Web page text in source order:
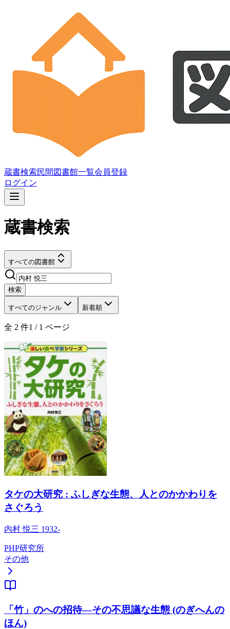
蔵書検索民間図書館一覧会員登録
ログイン
蔵書検索
すべての図書館
検索
すべてのジャンル 新着順
全 2 件1 / 1 ページ
タケの大研究 : ふしぎな生態、人とのかかわりを
さぐろう
内村 悦三 1932-
PHP研究所
その他
「竹」のへの招待―その不思議な生態 (のぎへんの
ほん)